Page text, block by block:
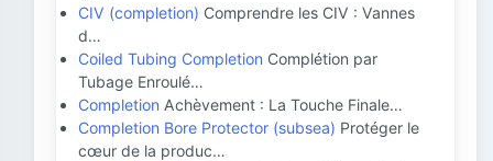
CIV (completion) Comprendre les CIV : Vannes
d…
Coiled Tubing Completion Complétion par
Tubage Enroulé…
Completion Achèvement : La Touche Finale…
Completion Bore Protector (subsea) Protéger le
cœur de la produc…